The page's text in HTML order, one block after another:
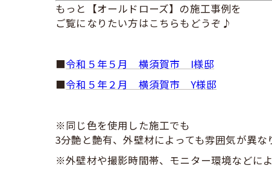
もっと【オールドローズ】の施工事例を
ご覧になりたい方はこちらもどうぞ♪
■令和５年５月 横須賀市 I様邸
■令和５年２月 横須賀市 Y様邸
※同じ色を使用した施工でも
3分艶と艶有、外壁材によっても雰囲気が異な
※外壁材や撮影時間帯、モニター環境などに